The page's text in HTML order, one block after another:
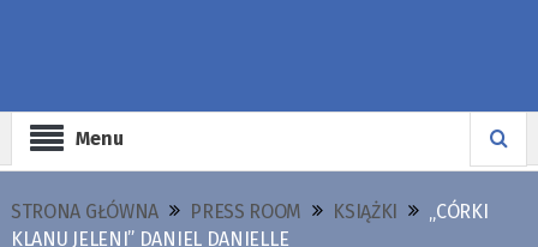
Menu
STRONA GŁÓWNA PRESS ROOM KSIĄŻKI
„CÓRKI
KLANU JELENI” DANIEL DANIELLE